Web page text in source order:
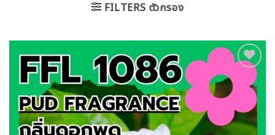
FILTERS ตัวกรอง
Add to
wishlist